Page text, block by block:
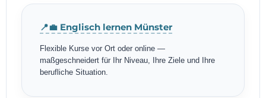
📍💼 Englisch lernen Münster
Flexible Kurse vor Ort oder online —
maßgeschneidert für Ihr Niveau, Ihre Ziele und Ihre
berufliche Situation.